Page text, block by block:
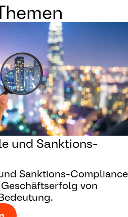
und Sanktions-
Sanktions-Compliance
von